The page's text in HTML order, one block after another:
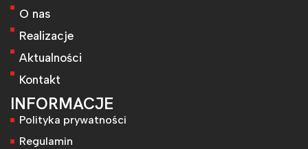
O nas
Realizacje
Aktualności
Kontakt
INFORMACJE
Polityka prywatności
Regulamin